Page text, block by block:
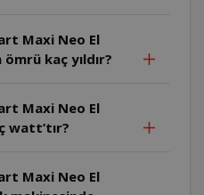
Maxi Neo El
ömrü kaç yıldır?
Maxi Neo El
watt’tır?
Maxi Neo El